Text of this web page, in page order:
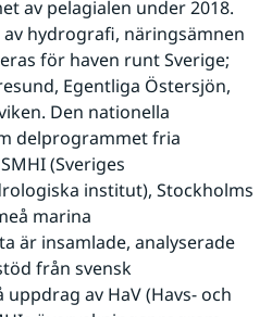
av pelagialen under 2018.
hydrografi, näringsämnen
för haven runt Sverige;
Egentliga Östersjön,
Den nationella
delprogrammet fria
(Sveriges
institut), Stockholms
marina
är insamlade, analyserade
från svensk
av HaV (Havs- och